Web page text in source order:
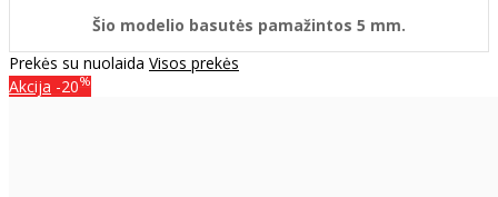
Šio modelio basutės pamažintos 5 mm.
Prekės su nuolaida Visos prekės
Akcija -20%